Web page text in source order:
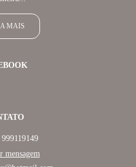
MAIS
mensagem